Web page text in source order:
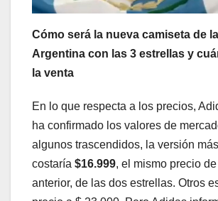
Cómo será la nueva camiseta de
Argentina con las 3 estrellas y
la venta
En lo que respecta a los precios,
ha confirmado los valores de
algunos trascendidos, la versión
costaría $16.999, el mismo precio
anterior, de las dos estrellas. Otros